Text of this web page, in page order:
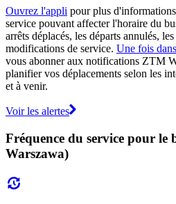
Ouvrez l'appli pour plus
service pouvant affecter l'horaire du
arrêts déplacés, les départs annulés,
modifications de service. Une fois
vous abonner aux notifications ZTM
planifier vos déplacements selon les
et à venir.
Voir les alertes
Fréquence du service pour le
Warszawa)